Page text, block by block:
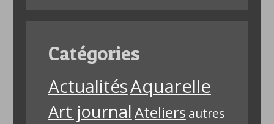
Catégories
ActualitésAquarelle
Art journalAteliers autres